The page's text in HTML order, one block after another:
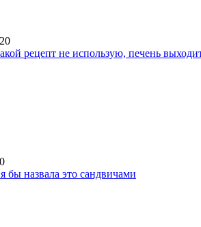
рецепт не использую, печень
бы назвала это сандвичами